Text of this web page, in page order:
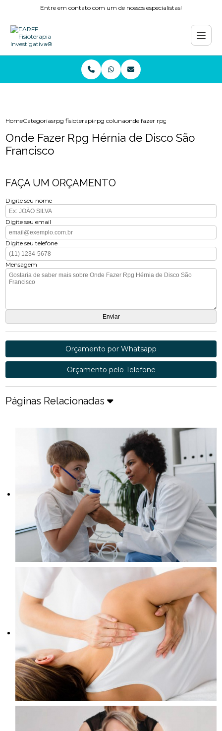
Entre em contato com um de nossos especialistas!
HomeCategoriasrpg fisioterapiarpg colunaonde fazer rpg hernia de disco
Onde Fazer Rpg Hérnia de Disco São
Francisco
FAÇA UM ORÇAMENTO
Digite seu nome
Digite seu email
Digite seu telefone
Mensagem
Orçamento por Whatsapp
Orçamento pelo Telefone
Páginas Relacionadas